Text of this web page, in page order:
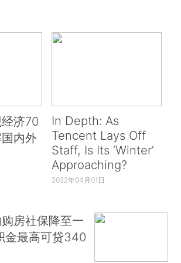
济70
内外
In Depth: As
Tencent Lays Off
Staff, Is Its ‘Winter’
Approaching?
2022年04月01日
房社保降至一
金最高可贷340